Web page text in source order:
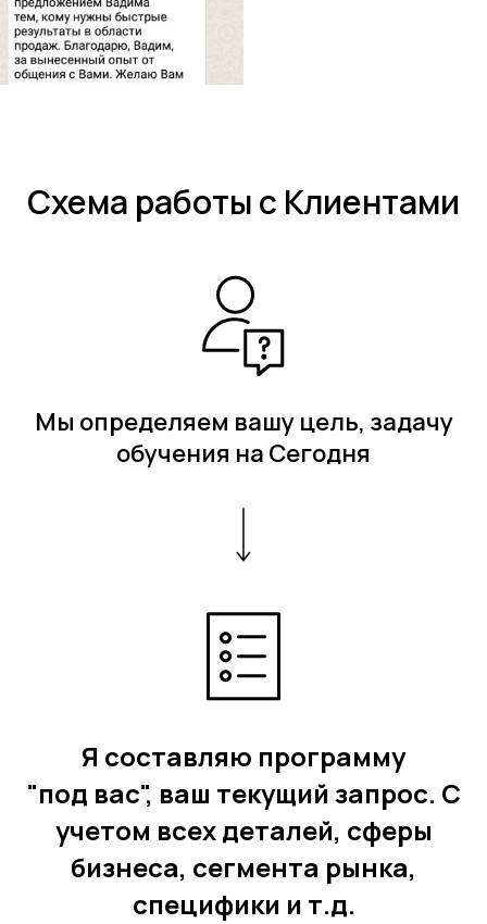
Схема работы с Клиентами
Мы определяем вашу цель, задачу
обучения на Сегодня
Я составляю программу
"под вас", ваш текущий запрос. С
учетом всех деталей, сферы
бизнеса, сегмента рынка,
специфики и т.д.